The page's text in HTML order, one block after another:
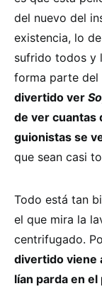
del nuevo del
existencia, lo
sufrido todos y
forma parte del
divertido ver
de ver cuantas
guionistas se
que sean casi
Todo está tan
el que mira la
centrifugado.
divertido viene
lían parda en el